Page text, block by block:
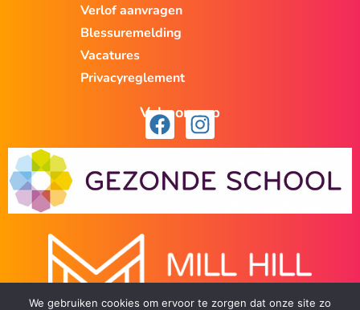
Verlof aanvragen
Blessuremelding
Vacatures
Privacyreglement
Volg ons op
We gebruiken cookies om ervoor te zorgen dat onze site zo